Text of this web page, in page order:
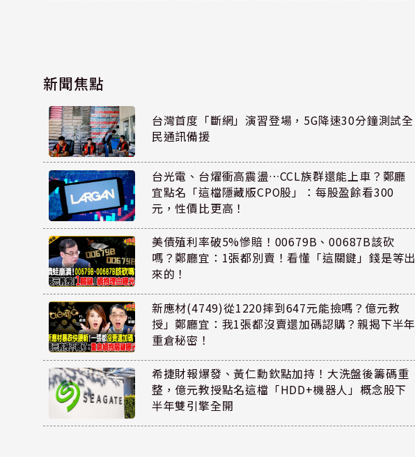
新聞焦點
台灣首度「斷網」演習登場，5G降速30分鐘測試全
民通訊備援
台光電、台燿衝高震盪…CCL族群還能上車？鄭廳
宜點名「這檔隱藏版CPO股」：每股盈餘看300
元，性價比更高！
美債殖利率破5%慘賠！00679B、00687B該砍
嗎？鄭廳宜：1張都別賣！看懂「這關鍵」錢是等出
來的！
新應材(4749)從1220摔到647元能撿嗎？億元教
授」鄭廳宜：我1張都沒賣還加碼認購？親揭下半年
重倉秘密！
希捷財報爆發、黃仁勳欽點加持！大洗盤後籌碼重
整，億元教授點名這檔「HDD+機器人」概念股下
半年雙引擎全開